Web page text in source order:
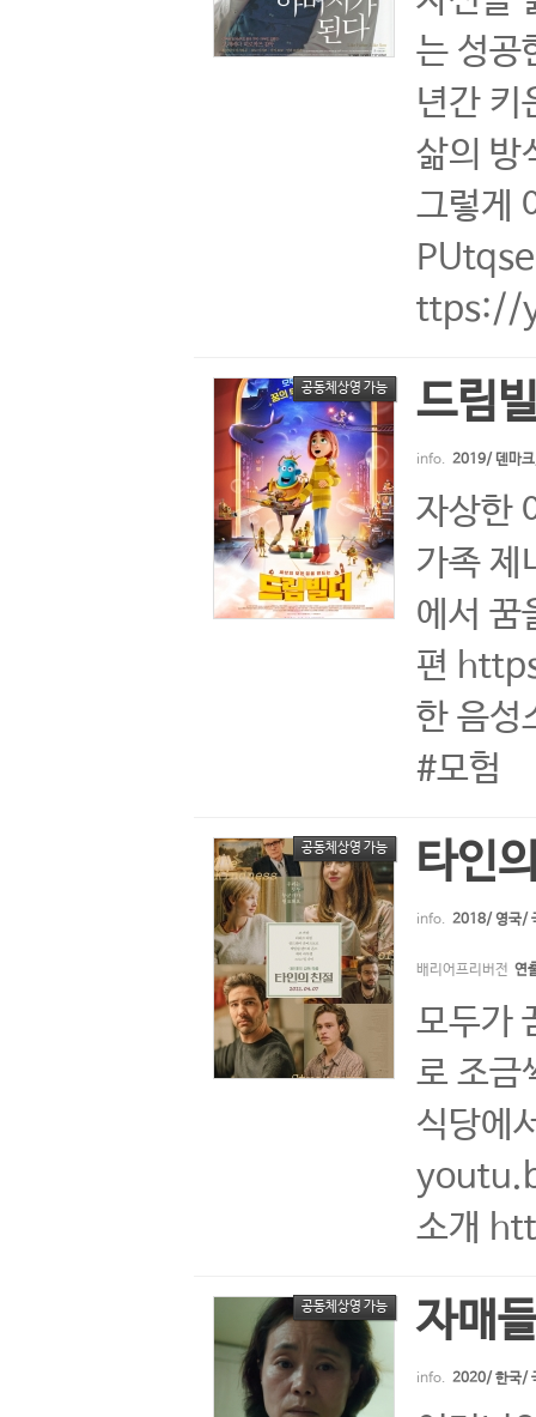
는 성공
년간 키
삶의 방
그렇게
ttps://
공동체상영 가능 드림
info. 2019/ 덴마
자상한
가족 제
에서 꿈
편
한 음
#모험
공동체상영 가능 타인
info. 2018/ 영국/
배리어프리버전 연
모두가
로 조금
식당에
소개
공동체상영 가능 자매
info. 2020/ 한국/